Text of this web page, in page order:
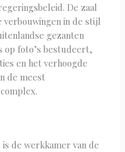
De zaal
verbouwingen in de stijl
gezanten
op foto’s bestudeert,
en het verhoogde
de meest
de werkkamer van de